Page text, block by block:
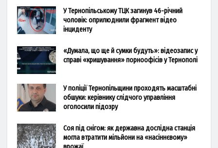
У Тернопільському ТЦК загинув 46-річний
чоловік: оприлюднили фрагмент відео
інциденту
«Думала, що ще й сумки будуть»: відеозапис у
справі «кришування» порноофісів у Тернополі
У поліції Тернопільщини проходять масштабні
обшуки: керівнику слідчого управління
оголосили підозру
Соя під снігом: як державна дослідна станція
могла втратити мільйони на «насіннєвому»